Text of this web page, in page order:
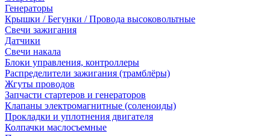
Генераторы
Крышки / Бегунки / Провода высоковольтные
Свечи зажигания
Датчики
Свечи накала
Блоки управления, контроллеры
Распределители зажигания (трамблёры)
Жгуты проводов
Запчасти стартеров и генераторов
Клапаны электромагнитные (соленоиды)
Прокладки и уплотнения двигателя
Колпачки маслосъемные